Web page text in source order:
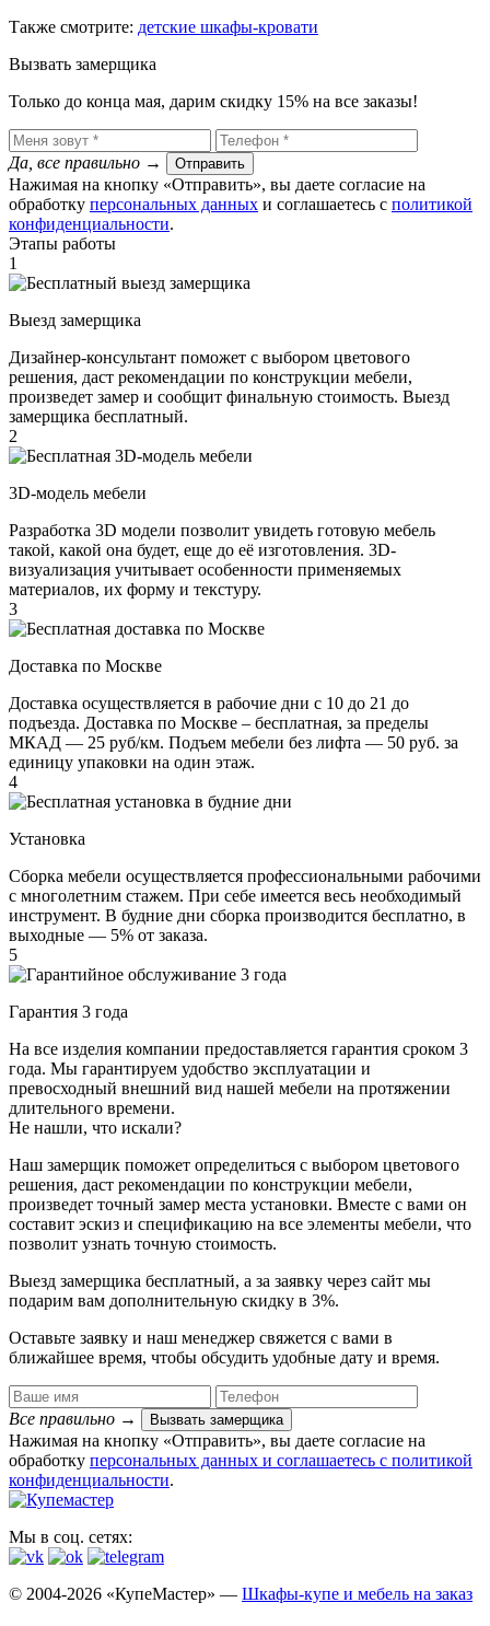
Также смотрите: детские шкафы-кровати
Вызвать замерщика
Только до конца мая, дарим скидку 15% на все заказы!
Да, все правильно → Отправить
Нажимая на кнопку «Отправить», вы даете согласие на
обработку персональных данных ​ и соглашаетесь c политикой
конфиденциальности.
Этапы работы
1
Выезд замерщика
Дизайнер-консультант поможет с выбором цветового
решения, даст рекомендации по конструкции мебели,
произведет замер и сообщит финальную стоимость. Выезд
замерщика бесплатный.
2
3D-модель мебели
Разработка 3D модели позволит увидеть готовую мебель
такой, какой она будет, еще до её изготовления. 3D-
визуализация учитывает особенности применяемых
материалов, их форму и текстуру.
3
Доставка по Москве
Доставка осуществляется в рабочие дни с 10 до 21 до
подъезда. Доставка по Москве – бесплатная, за пределы
МКАД — 25 руб/км. Подъем мебели без лифта — 50 руб. за
единицу упаковки на один этаж.
4
Установка
Сборка мебели осуществляется профессиональными рабочими
с многолетним стажем. При себе имеется весь необходимый
инструмент. В будние дни сборка производится бесплатно, в
выходные — 5% от заказа.
5
Гарантия 3 года
На все изделия компании предоставляется гарантия сроком 3
года. Мы гарантируем удобство эксплуатации и
превосходный внешний вид нашей мебели на протяжении
длительного времени.
Не нашли, что искали?
Наш замерщик поможет определиться с выбором цветового
решения, даст рекомендации по конструкции мебели,
произведет точный замер места установки. Вместе с вами он
составит эскиз и спецификацию на все элементы мебели, что
позволит узнать точную стоимость.
Выезд замерщика бесплатный, а за заявку через сайт мы
подарим вам дополнительную скидку в 3%.
Оставьте заявку и наш менеджер свяжется с вами в
ближайшее время, чтобы обсудить удобные дату и время.
Все правильно → Вызвать замерщика
Нажимая на кнопку «Отправить», вы даете согласие на
обработку персональных данных​ и соглашаетесь c политикой
конфиденциальности.
Мы в соц. сетях:
© 2004-2026 «КупеМастер» — Шкафы-купе и мебель на заказ